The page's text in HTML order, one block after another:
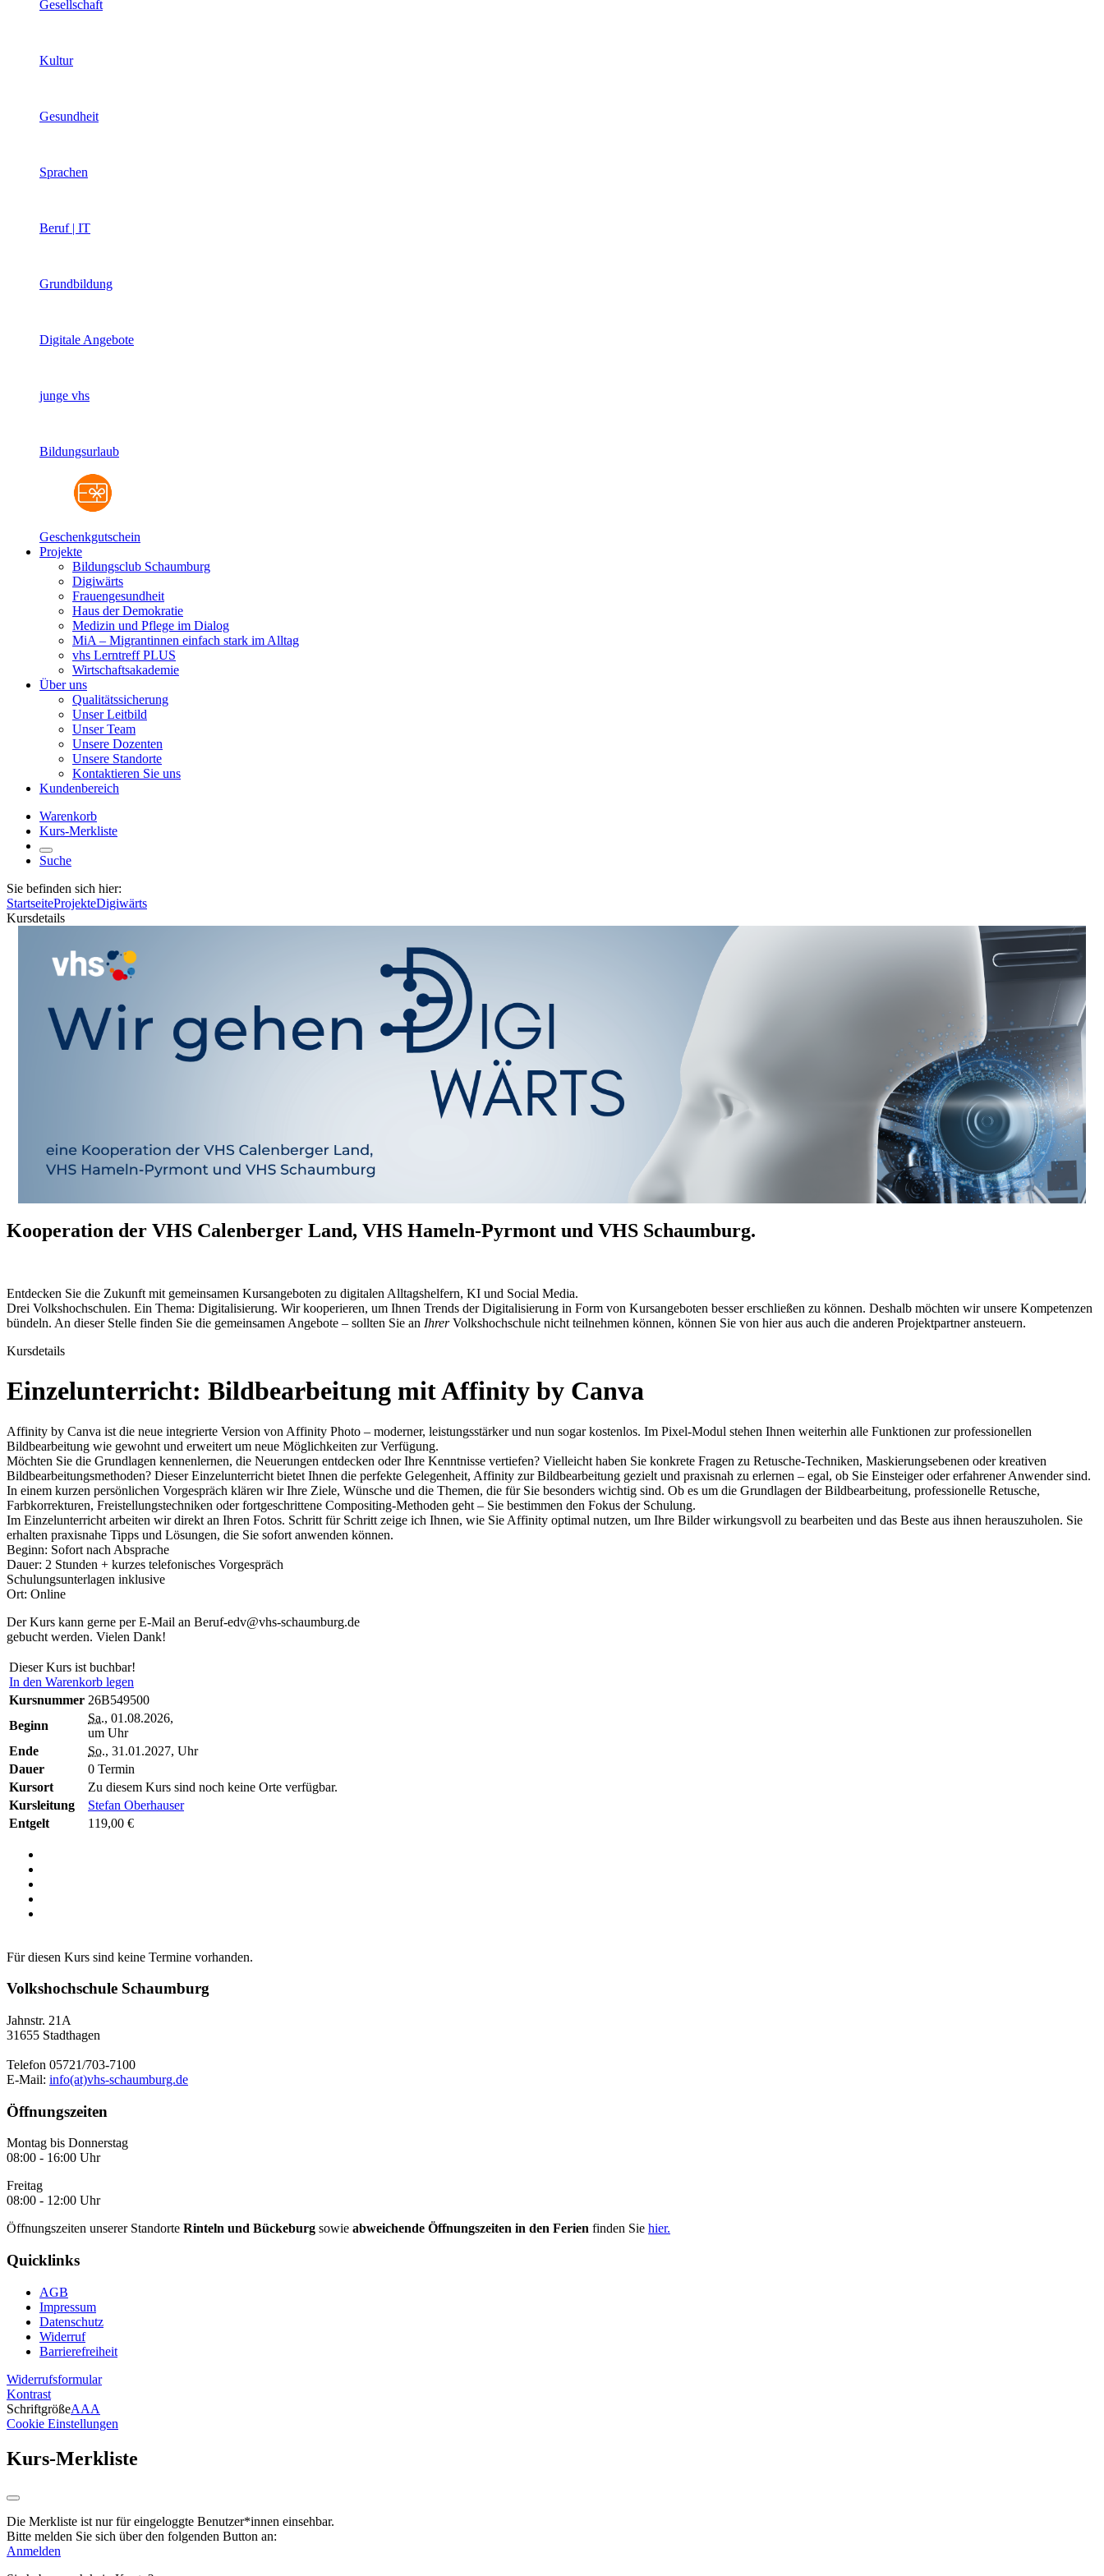
Gesellschaft
Kultur
Gesundheit
Sprachen
Beruf | IT
Grundbildung
Digitale Angebote
junge vhs
Bildungsurlaub
Geschenkgutschein
Projekte
Bildungsclub Schaumburg
Digiwärts
Frauengesundheit
Haus der Demokratie
Medizin und Pflege im Dialog
MiA – Migrantinnen einfach stark im Alltag
vhs Lerntreff PLUS
Wirtschaftsakademie
Über uns
Qualitätssicherung
Unser Leitbild
Unser Team
Unsere Dozenten
Unsere Standorte
Kontaktieren Sie uns
Kundenbereich
Warenkorb
Kurs-Merkliste
Suche
Sie befinden sich hier:
StartseiteProjekteDigiwärts
Kursdetails
Kooperation der VHS Calenberger Land, VHS Hameln-Pyrmont und VHS Schaumburg.
Entdecken Sie die Zukunft mit gemeinsamen Kursangeboten zu digitalen Alltagshelfern, KI und Social Media.
Drei Volkshochschulen. Ein Thema: Digitalisierung. Wir kooperieren, um Ihnen Trends der Digitalisierung in Form von Kursangeboten besser erschließen zu können. Deshalb möchten wir unsere Kompetenzen
bündeln. An dieser Stelle finden Sie die gemeinsamen Angebote – sollten Sie an IhrerVolkshochschule nicht teilnehmen können, können Sie von hier aus auch die anderen Projektpartner ansteuern.
Kursdetails
Einzelunterricht: Bildbearbeitung mit Affinity by Canva
Affinity by Canva ist die neue integrierte Version von Affinity Photo – moderner, leistungsstärker und nun sogar kostenlos. Im Pixel-Modul stehen Ihnen weiterhin alle Funktionen zur professionellen
Bildbearbeitung wie gewohnt und erweitert um neue Möglichkeiten zur Verfügung.
Möchten Sie die Grundlagen kennenlernen, die Neuerungen entdecken oder Ihre Kenntnisse vertiefen? Vielleicht haben Sie konkrete Fragen zu Retusche-Techniken, Maskierungsebenen oder kreativen
Bildbearbeitungsmethoden? Dieser Einzelunterricht bietet Ihnen die perfekte Gelegenheit, Affinity zur Bildbearbeitung gezielt und praxisnah zu erlernen – egal, ob Sie Einsteiger oder erfahrener Anwender sind.
In einem kurzen persönlichen Vorgespräch klären wir Ihre Ziele, Wünsche und die Themen, die für Sie besonders wichtig sind. Ob es um die Grundlagen der Bildbearbeitung, professionelle Retusche,
Farbkorrekturen, Freistellungstechniken oder fortgeschrittene Compositing-Methoden geht – Sie bestimmen den Fokus der Schulung.
Im Einzelunterricht arbeiten wir direkt an Ihren Fotos. Schritt für Schritt zeige ich Ihnen, wie Sie Affinity optimal nutzen, um Ihre Bilder wirkungsvoll zu bearbeiten und das Beste aus ihnen herauszuholen. Sie
erhalten praxisnahe Tipps und Lösungen, die Sie sofort anwenden können.
Beginn: Sofort nach Absprache
Dauer: 2 Stunden + kurzes telefonisches Vorgespräch
Schulungsunterlagen inklusive
Ort: Online
Der Kurs kann gerne per E-Mail an Beruf-edv@vhs-schaumburg.de
gebucht werden. Vielen Dank!
Dieser Kurs ist buchbar!
In den Warenkorb legen
Kursnummer 26B549500
Beginn
Sa., 01.08.2026,
um Uhr
Ende
So., 31.01.2027, Uhr
Dauer
0 Termin
Kursort
Zu diesem Kurs sind noch keine Orte verfügbar.
Kursleitung
Stefan Oberhauser
Entgelt
119,00 €
Für diesen Kurs sind keine Termine vorhanden.
Volkshochschule Schaumburg
Jahnstr. 21A
31655 Stadthagen
Telefon 05721/703-7100
E-Mail: info(at)vhs-schaumburg.de
Öffnungszeiten
Montag bis Donnerstag
08:00 - 16:00 Uhr
Freitag
08:00 - 12:00 Uhr
Öffnungszeiten unserer Standorte Rinteln und Bückeburg sowie abweichende Öffnungszeiten in den Ferien finden Sie hier.
Quicklinks
AGB
Impressum
Datenschutz
Widerruf
Barrierefreiheit
Widerrufsformular
Kontrast
SchriftgrößeAAA
Cookie Einstellungen
Kurs-Merkliste
Die Merkliste ist nur für eingeloggte Benutzer*innen einsehbar.
Bitte melden Sie sich über den folgenden Button an:
Anmelden